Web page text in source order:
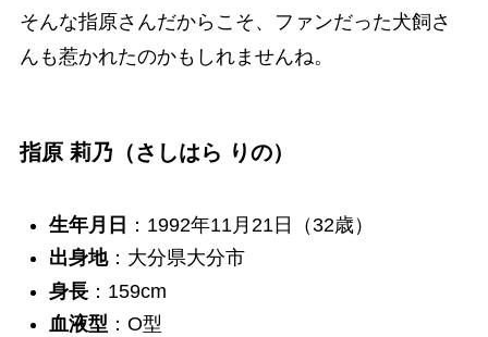
そんな指原さんだからこそ、ファンだった犬飼さ
んも惹かれたのかもしれませんね。
指原 莉乃（さしはら りの）
生年月日 ：1992年11月21日（32歳）
出身地：大分県大分市
身長：159cm
血液型 ：O型